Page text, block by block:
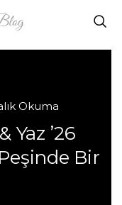
Okuma
Yaz ’26
Bir